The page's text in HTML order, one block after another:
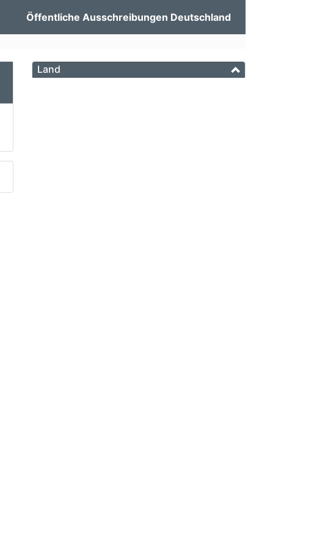
Öffentliche Ausschreibungen Deutschland
Land